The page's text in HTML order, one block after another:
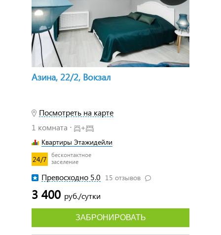
Азина, 22/2, Вокзал
Посмотреть на карте
1 комната ⋅
+
Квартиры Этажидейли
24/7
бесконтактное
заселение
Превосходно 5.0 15 отзывов
3 400 руб./сутки
ЗАБРОНИРОВАТЬ